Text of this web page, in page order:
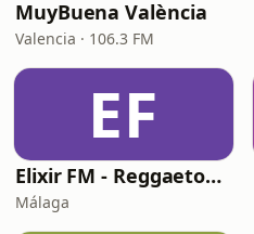
MuyBuena València
Valencia · 106.3 FM
EF
Elixir FM - Reggaeton Party
Málaga